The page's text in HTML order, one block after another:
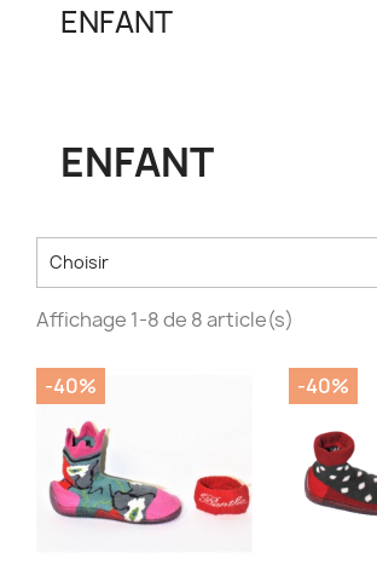
ENFANT
ENFANT
Choisir
Affichage 1-8 de 8 article(s)
-40% -40%